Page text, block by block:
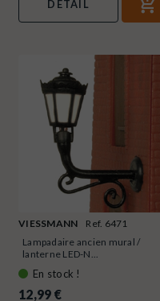
DÉTAIL
VIESSMANN
Ref. 6471
Lampadaire ancien mural /
lanterne LED-N...
En stock !
12,99 €